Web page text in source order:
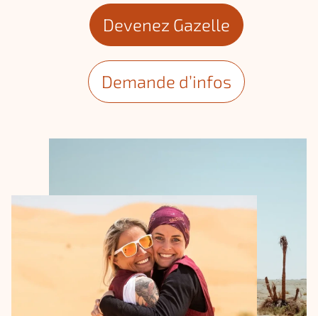
Devenez Gazelle
Demande d’infos